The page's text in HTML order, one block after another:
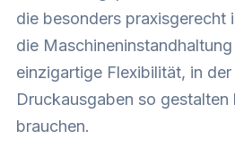
die besonders praxisgerecht
die
einzigartige Flexibilität, in
Druckausgaben so gestalten
brauchen.